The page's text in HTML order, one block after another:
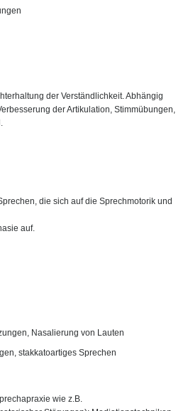
der Verständlichkeit. Abhängig
der Artikulation, Stimmübungen,
die sich auf die Sprechmotorik und
auf.
Nasalierung von Lauten
stakkatoartiges Sprechen
wie z.B.